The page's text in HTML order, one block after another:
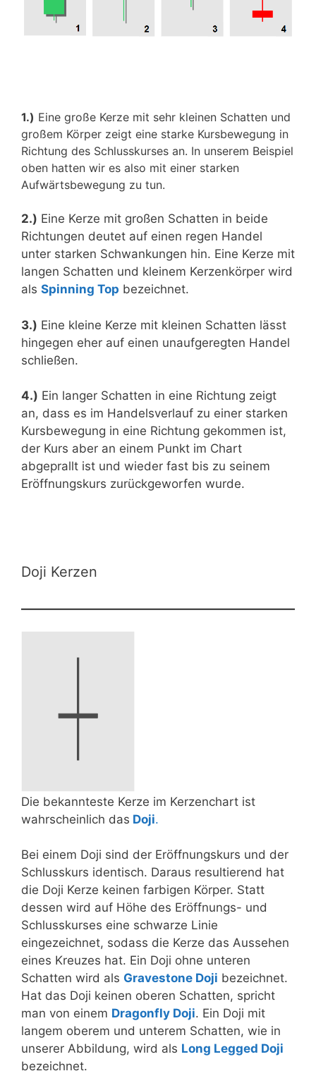
1.) Eine große Kerze mit sehr kleinen Schatten und
großem Körper zeigt eine starke Kursbewegung in
Richtung des Schlusskurses an. In unserem Beispiel
oben hatten wir es also mit einer starken
Aufwärtsbewegung zu tun.
2.) Eine Kerze mit großen Schatten in beide
Richtungen deutet auf einen regen Handel
unter starken Schwankungen hin. Eine Kerze mit
langen Schatten und kleinem Kerzenkörper wird
als Spinning Top bezeichnet.
3.) Eine kleine Kerze mit kleinen Schatten lässt
hingegen eher auf einen unaufgeregten Handel
schließen.
4.) Ein langer Schatten in eine Richtung zeigt
an, dass es im Handelsverlauf zu einer starken
Kursbewegung in eine Richtung gekommen ist,
der Kurs aber an einem Punkt im Chart
abgeprallt ist und wieder fast bis zu seinem
Eröffnungskurs zurückgeworfen wurde.
Doji Kerzen
Die bekannteste Kerze im Kerzenchart ist
wahrscheinlich das Doji.
Bei einem Doji sind der Eröffnungskurs und der
Schlusskurs identisch. Daraus resultierend hat
die Doji Kerze keinen farbigen Körper. Statt
dessen wird auf Höhe des Eröffnungs- und
Schlusskurses eine schwarze Linie
eingezeichnet, sodass die Kerze das Aussehen
eines Kreuzes hat. Ein Doji ohne unteren
Schatten wird als Gravestone Doji bezeichnet.
Hat das Doji keinen oberen Schatten, spricht
man von einem Dragonfly Doji. Ein Doji mit
langem oberem und unterem Schatten, wie in
unserer Abbildung, wird als Long Legged Doji
bezeichnet.